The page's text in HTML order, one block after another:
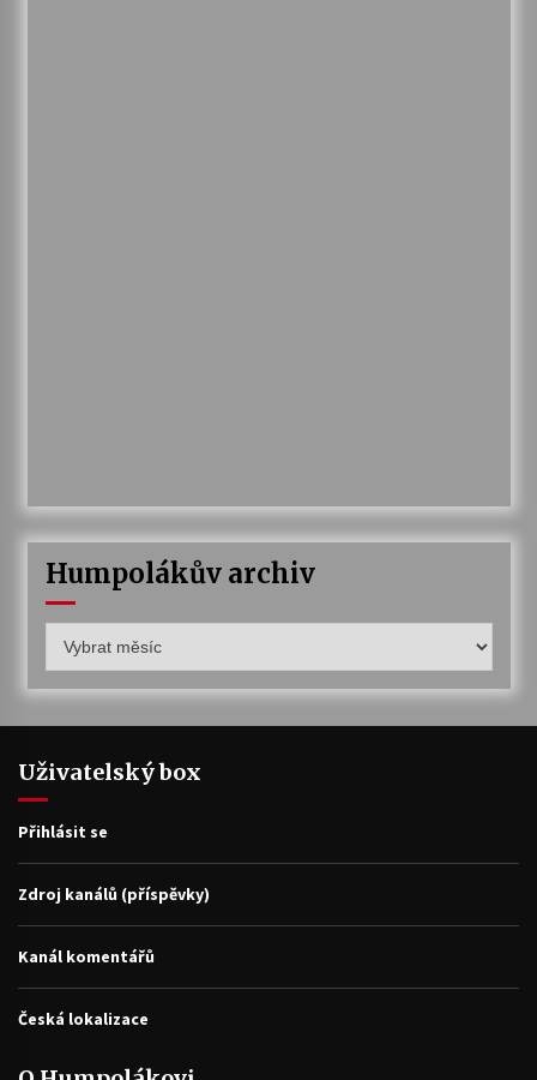
Humpolákův archiv
archiv
Uživatelský box
Přihlásit se
Zdroj kanálů (příspěvky)
Kanál komentářů
Česká lokalizace